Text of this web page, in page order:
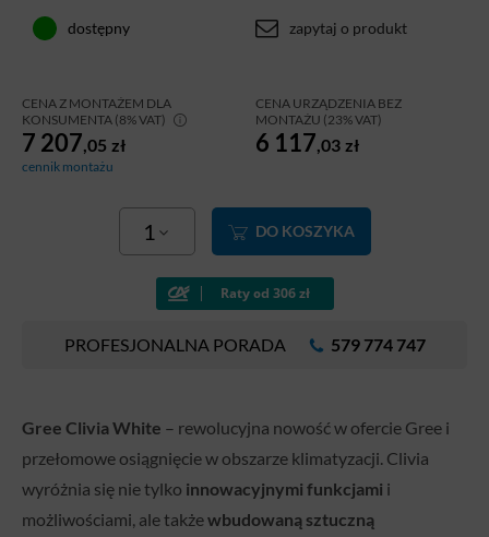
dostępny zapytaj o produkt
CENA Z MONTAŻEM DLA
KONSUMENTA (8% VAT)
7 207,05 zł
cennik montażu
CENA URZĄDZENIA BEZ
MONTAŻU (23% VAT)
6 117,03 zł
1 DO KOSZYKA
PROFESJONALNA PORADA 579 774 747
Gree Clivia White – rewolucyjna nowość w ofercie Gree i
przełomowe osiągnięcie w obszarze klimatyzacji. Clivia
wyróżnia się nie tylko innowacyjnymi funkcjami i
możliwościami, ale takżewbudowaną sztuczną